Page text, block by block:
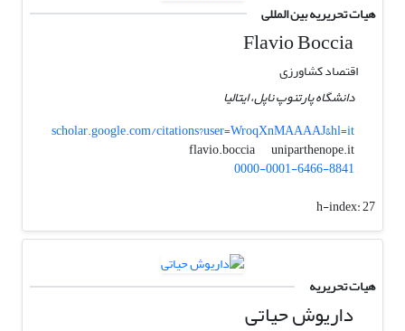
هیات تحریریه بین المللی
Flavio Boccia
اقتصاد کشاورزی
دانشگاه پارتنوپ ناپل، ایتالیا
scholar.google.com/citations?user=WroqXnMAAAAJ&hl=it
flavio.boccia
uniparthenope.it
0000-0001-6466-8841
h-index:27
هیات تحریریه
داریوش حیاتی